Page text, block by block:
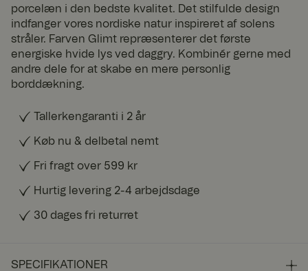
porcelæn i den bedste kvalitet. Det stilfulde design
indfanger vores nordiske natur inspireret af solens
stråler. Farven Glimt repræsenterer det første
energiske hvide lys ved daggry. Kombinér gerne med
andre dele for at skabe en mere personlig
borddækning.
Tallerkengaranti i 2 år
Køb nu & delbetal nemt
Fri fragt over 599 kr
Hurtig levering 2-4 arbejdsdage
30 dages fri returret
SPECIFIKATIONER